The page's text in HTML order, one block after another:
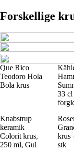
Forskellige
Que Rico
Teodoro Hola
Bola krus
33 cl
Knabstrup
keramik
Colorit krus,
250 ml, Gul
krus
stk